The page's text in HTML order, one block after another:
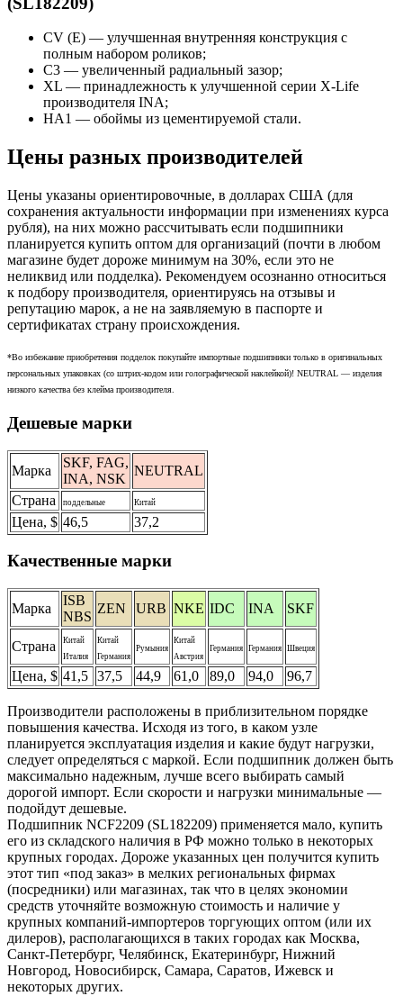
CV (E) — улучшенная внутренняя конструкция с
полным набором роликов;
C3 — увеличенный радиальный зазор;
XL — принадлежность к улучшенной серии X-Life
производителя INA;
HA1 — обоймы из цементируемой стали.
Цены разных производителей
Цены указаны ориентировочные, в долларах США (для
сохранения актуальности информации при изменениях курса
рубля), на них можно рассчитывать если подшипники
планируется купить оптом для организаций (почти в любом
магазине будет дороже минимум на 30%, если это не
неликвид или подделка). Рекомендуем осознанно относиться
к подбору производителя, ориентируясь на отзывы и
репутацию марок, а не на заявляемую в паспорте и
сертификатах страну происхождения.
*Во избежание приобретения подделок покупайте импортные подшипники только в оригинальных
персональных упаковках (со штрих-кодом или голографической наклейкой)! NEUTRAL — изделия
низкого качества без клейма производителя.
Дешевые марки
Марка
SKF, FAG,
INA, NSK
NEUTRAL
Страна
поддельные Китай
Цена, $ 46,5 37,2
Качественные марки
Марка
ISB
NBS
ZEN URB NKE IDC INA SKF
Страна
Китай
Италия
Китай
Германия
Румыния
Китай
Австрия
Германия Германия Швеция
Цена, $ 41,5 37,5 44,9 61,0 89,0 94,0 96,7
Производители расположены в приблизительном порядке
повышения качества. Исходя из того, в каком узле
планируется эксплуатация изделия и какие будут нагрузки,
следует определяться с маркой. Если подшипник должен быть
максимально надежным, лучше всего выбирать самый
дорогой импорт. Если скорости и нагрузки минимальные —
подойдут дешевые.
Подшипник NCF2209 (SL182209) применяется мало, купить
его из складского наличия в РФ можно только в некоторых
крупных городах. Дороже указанных цен получится купить
этот тип «под заказ» в мелких региональных фирмах
(посредники) или магазинах, так что в целях экономии
средств уточняйте возможную стоимость и наличие у
крупных компаний-импортеров торгующих оптом (или их
дилеров), располагающихся в таких городах как Москва,
Санкт-Петербург, Челябинск, Екатеринбург, Нижний
Новгород, Новосибирск, Самара, Саратов, Ижевск и
некоторых других.